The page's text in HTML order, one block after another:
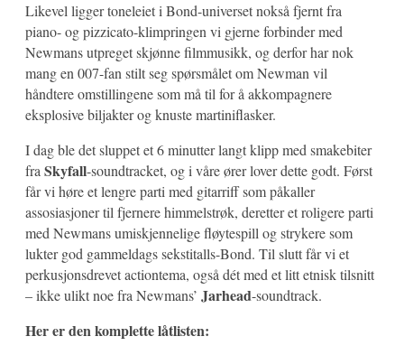
Likevel ligger toneleiet i Bond-universet nokså fjernt fra
piano- og pizzicato-klimpringen vi gjerne forbinder med
Newmans utpreget skjønne filmmusikk, og derfor har nok
mang en 007-fan stilt seg spørsmålet om Newman vil
håndtere omstillingene som må til for å akkompagnere
eksplosive biljakter og knuste martiniflasker.
I dag ble det sluppet et 6 minutter langt klipp med smakebiter
fraSkyfall-soundtracket, og i våre ører lover dette godt. Først
får vi høre et lengre parti med gitarriff som påkaller
assosiasjoner til fjernere himmelstrøk, deretter et roligere parti
med Newmans umiskjennelige fløytespill og strykere som
lukter god gammeldags sekstitalls-Bond. Til slutt får vi et
perkusjonsdrevet actiontema, også dét med et litt etnisk tilsnitt
– ikke ulikt noe fra Newmans’ Jarhead-soundtrack.
Her er den komplette låtlisten: